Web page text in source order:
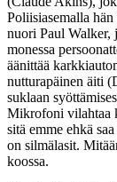
Poliisiasemalla
nuori Paul Walker,
monessa
äänittää
nutturapäinen äiti (
suklaan
Mikrofoni vilahtaa
sitä emme ehkä
on silmälasit.
koossa.